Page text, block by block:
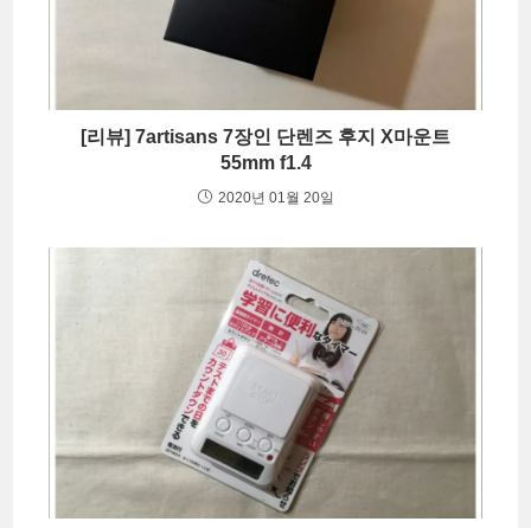
[리뷰] 7artisans 7장인 단렌즈 후지 X마운트
55mm f1.4
2020년 01월 20일